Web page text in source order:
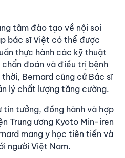
tâm đào tạo về nội soi
bác sĩ Việt có thể được
thực hành các kỹ thuật
chẩn đoán và điều trị bệnh
Bernard cũng cử Bác sĩ
lý chất lượng tăng cường.
tin tưởng, đồng hành và hợp
Trung ương Kyoto Min-iren
mang y học tiên tiến và
người Việt Nam.